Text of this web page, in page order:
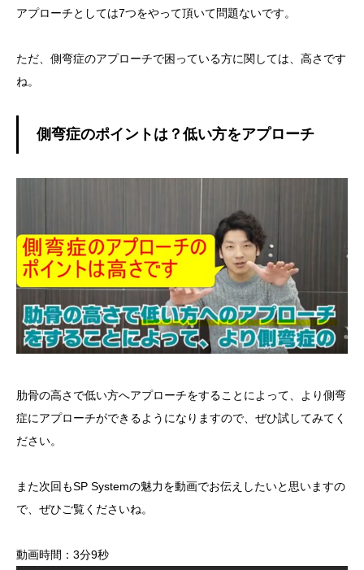
アプローチとしては7つをやって頂いて問題ないです。
ただ、側弯症のアプローチで困っている方に関しては、高さです
ね。
側弯症のポイントは？低い方をアプローチ
肋骨の高さで低い方へアプローチをすることによって、より側弯
症にアプローチができるようになりますので、ぜひ試してみてく
ださい。
また次回もSP Systemの魅力を動画でお伝えしたいと思いますの
で、ぜひご覧くださいね。
動画時間：3分9秒